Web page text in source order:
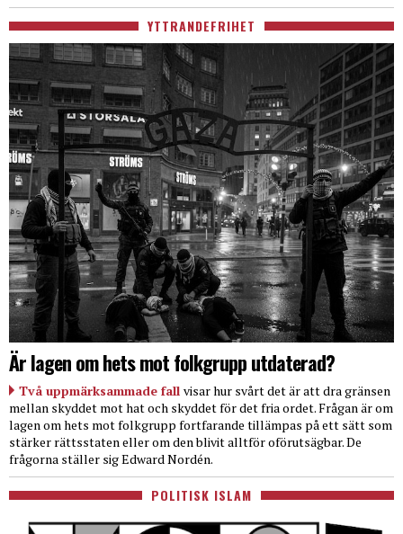
YTTRANDEFRIHET
Är lagen om hets mot folkgrupp utdaterad?
Två uppmärksammade fall visar hur svårt det är att dra gränsen
mellan skyddet mot hat och skyddet för det fria ordet. Frågan är om
lagen om hets mot folkgrupp fortfarande tillämpas på ett sätt som
stärker rättsstaten eller om den blivit alltför oförutsägbar. De
frågorna ställer sig Edward Nordén.
POLITISK ISLAM